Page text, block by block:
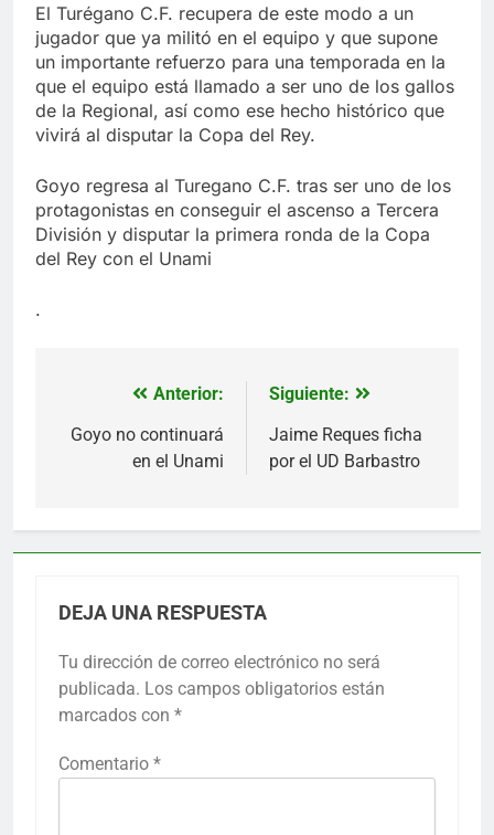
El Turégano C.F. recupera de este modo a un
jugador que ya militó en el equipo y que supone
un importante refuerzo para una temporada en la
que el equipo está llamado a ser uno de los gallos
de la Regional, así como ese hecho histórico que
vivirá al disputar la Copa del Rey.
Goyo regresa al Turegano C.F. tras ser uno de los
protagonistas en conseguir el ascenso a Tercera
División y disputar la primera ronda de la Copa
del Rey con el Unami
.
Navegación
de
Anterior:
Goyo no continuará
en el Unami
Siguiente:
Jaime Reques ficha
por el UD Barbastro
DEJA UNA RESPUESTA
Tu dirección de correo electrónico no será
publicada. Los campos obligatorios están
marcados con *
Comentario *